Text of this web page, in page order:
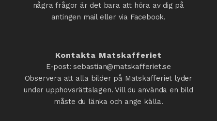
några frågor är det bara att höra av dig på
antingen mail eller via Facebook.
Kontakta Matskafferiet
E-post: sebastian@matskafferiet.se
Observera att alla bilder på Matskafferiet lyder
under upphovsrättslagen. Vill du använda en bild
måste du länka och ange källa.